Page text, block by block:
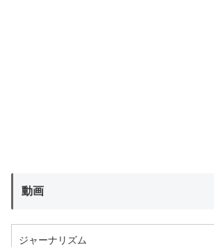
動画
ジャーナリズム